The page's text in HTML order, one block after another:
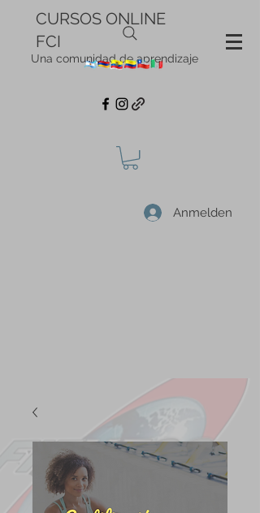
CURSOS ONLINE
FCI
Una comunidad de aprendizaje
Anmelden